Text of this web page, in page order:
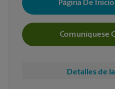
Página De
Comuníquese
Detalles de